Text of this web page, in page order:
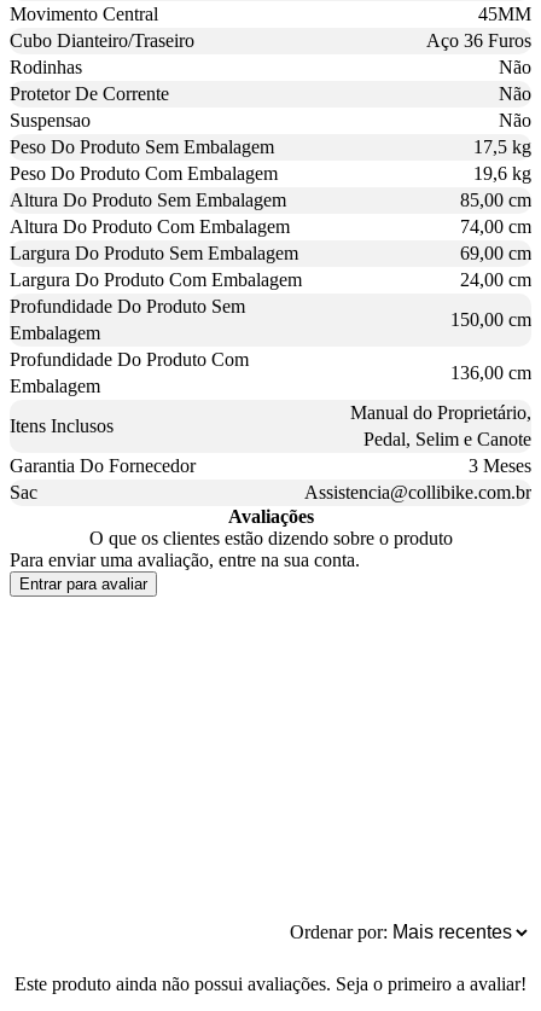
Movimento Central
45MM
Cubo Dianteiro/Traseiro
Aço 36 Furos
Rodinhas
Não
Protetor De Corrente
Não
Suspensao
Não
Peso Do Produto Sem Embalagem
17,5 kg
Peso Do Produto Com Embalagem
19,6 kg
Altura Do Produto Sem Embalagem
85,00 cm
Altura Do Produto Com Embalagem
74,00 cm
Largura Do Produto Sem Embalagem
69,00 cm
Largura Do Produto Com Embalagem
24,00 cm
Profundidade Do Produto Sem
Embalagem
150,00 cm
Profundidade Do Produto Com
Embalagem
136,00 cm
Itens Inclusos
Manual do Proprietário,
Pedal, Selim e Canote
Garantia Do Fornecedor
3 Meses
Sac
Assistencia@collibike.com.br
Avaliações
O que os clientes estão dizendo sobre o produto
Para enviar uma avaliação, entre na sua conta.
Entrar para avaliar
Ordenar por:
Este produto ainda não possui avaliações. Seja o primeiro a avaliar!